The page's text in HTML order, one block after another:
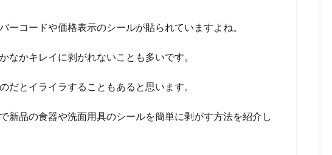
ーコードや価格表示のシールが貼られていますよね。
なかキレイに剥がれないことも多いです。
だとイライラすることもあると思います。
新品の食器や洗面用具のシールを簡単に剥がす方法を紹介し